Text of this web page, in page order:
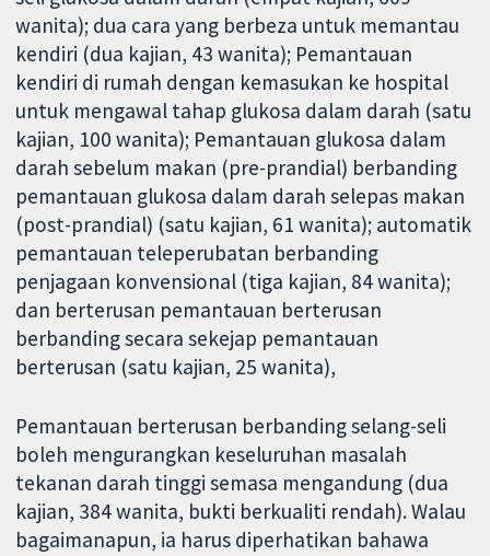
wanita); dua cara yang berbeza untuk memantau
kendiri (dua kajian, 43 wanita); Pemantauan
kendiri di rumah dengan kemasukan ke hospital
untuk mengawal tahap glukosa dalam darah (satu
kajian, 100 wanita); Pemantauan glukosa dalam
darah sebelum makan (pre-prandial) berbanding
pemantauan glukosa dalam darah selepas makan
(post-prandial) (satu kajian, 61 wanita); automatik
pemantauan teleperubatan berbanding
penjagaan konvensional (tiga kajian, 84 wanita);
dan berterusan pemantauan berterusan
berbanding secara sekejap pemantauan
berterusan (satu kajian, 25 wanita),
Pemantauan berterusan berbanding selang-seli
boleh mengurangkan keseluruhan masalah
tekanan darah tinggi semasa mengandung (dua
kajian, 384 wanita, bukti berkualiti rendah). Walau
bagaimanapun, ia harus diperhatikan bahawa